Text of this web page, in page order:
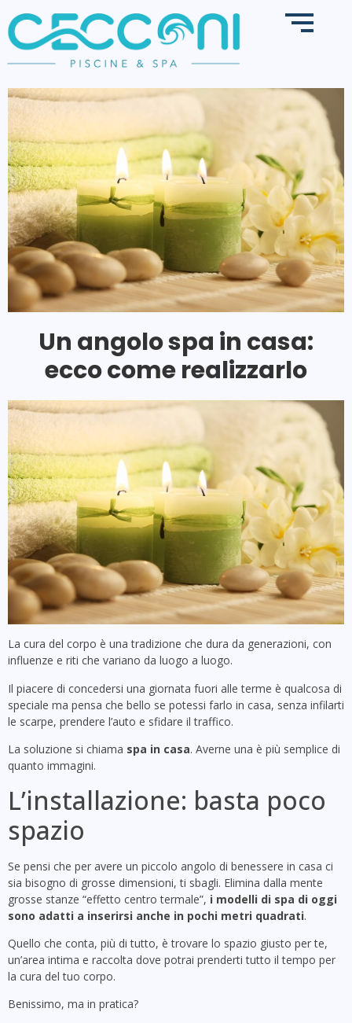
Un angolo spa in casa:
ecco come realizzarlo
La cura del corpo è una tradizione che dura da generazioni, con
influenze e riti che variano da luogo a luogo.
Il piacere di concedersi una giornata fuori alle terme è qualcosa di
speciale ma pensa che bello se potessi farlo in casa, senza infilarti
le scarpe, prendere l’auto e sfidare il traffico.
La soluzione si chiama spa in casa. Averne una è più semplice di
quanto immagini.
L’installazione: basta poco
spazio
Se pensi che per avere un piccolo angolo di benessere in casa ci
sia bisogno di grosse dimensioni, ti sbagli. Elimina dalla mente
grosse stanze “effetto centro termale”, i modelli di spa di oggi
sono adatti a inserirsi anche in pochi metri quadrati.
Quello che conta, più di tutto, è trovare lo spazio giusto per te,
un’area intima e raccolta dove potrai prenderti tutto il tempo per
la cura del tuo corpo.
Benissimo, ma in pratica?